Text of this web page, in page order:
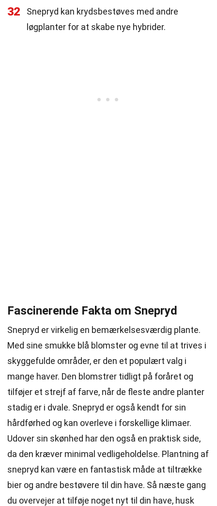
32
Snepryd kan krydsbestøves med andre
løgplanter for at skabe nye hybrider.
Fascinerende Fakta om Snepryd
Snepryd er virkelig en bemærkelsesværdig plante.
Med sine smukke blå blomster og evne til at trives i
skyggefulde områder, er den et populært valg i
mange haver. Den blomstrer tidligt på foråret og
tilføjer et strejf af farve, når de fleste andre planter
stadig er i dvale. Snepryd er også kendt for sin
hårdførhed og kan overleve i forskellige klimaer.
Udover sin skønhed har den også en praktisk side,
da den kræver minimal vedligeholdelse. Plantning af
snepryd kan være en fantastisk måde at tiltrække
bier og andre bestøvere til din have. Så næste gang
du overvejer at tilføje noget nyt til din have, husk